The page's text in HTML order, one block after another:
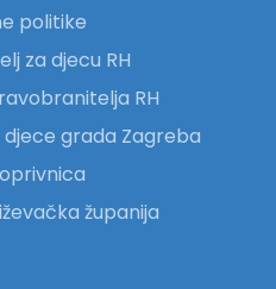
politike
za djecu RH
RH
djece grada Zagreba
županija